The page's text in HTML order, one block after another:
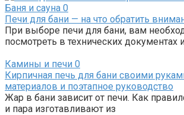
Баня и сауна 0
Печи для бани — на что обратить
При выборе печи для бани, вам
посмотреть в технических документах
Камины и печи 0
Кирпичная печь для бани своими
материалов и поэтапное руководство
Жар в бани зависит от печи. Как
и пара изготавливают из